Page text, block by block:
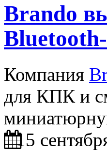
Brando
Компания
для КПК и
15